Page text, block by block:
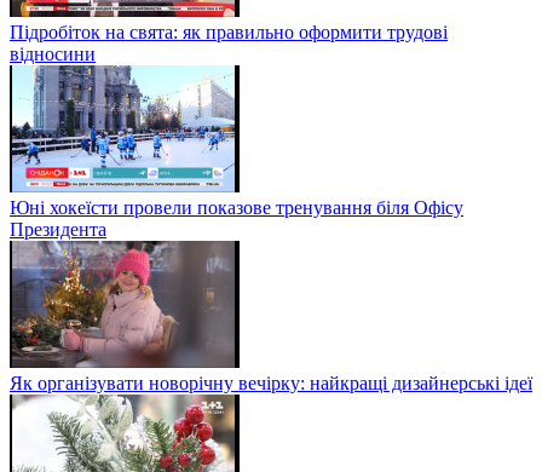
Підробіток на свята: як правильно оформити трудові
відносини
Юні хокеїсти провели показове тренування біля Офісу
Президента
Як організувати новорічну вечірку: найкращі дизайнерські ідеї